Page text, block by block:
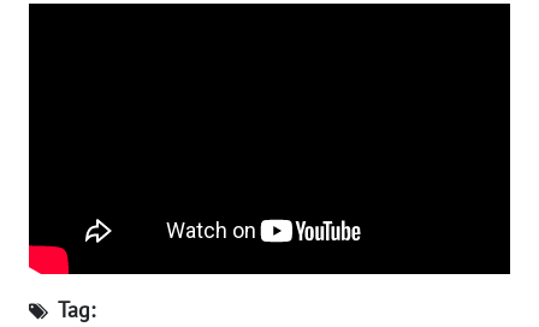
Tag:
SULTENG